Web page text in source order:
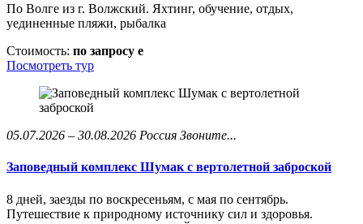
По Волге из г. Волжский. Яхтинг, обучение, отдых,
уединенные пляжи, рыбалка
Стоимость: по запросу e
Посмотреть тур
05.07.2026 – 30.08.2026 Россия Звоните...
Заповедный комплекс Шумак с вертолетной заброской
8 дней, заезды по воскресеньям, с мая по сентябрь.
Путешествие к природному источнику сил и здоровья.